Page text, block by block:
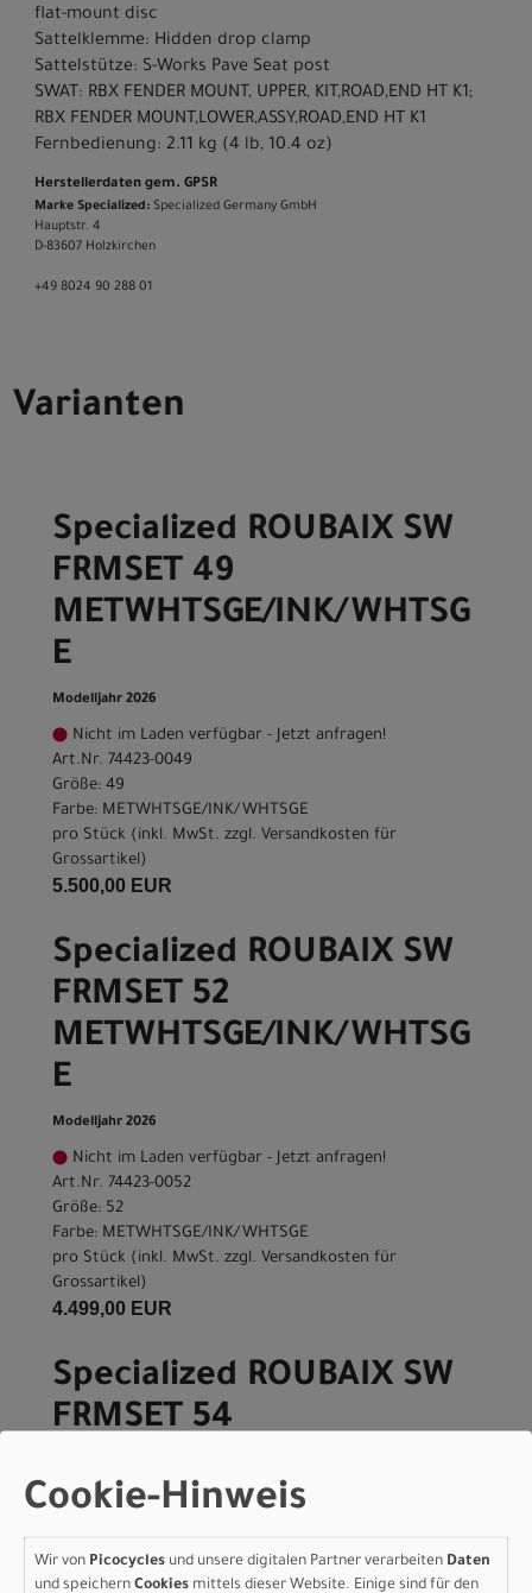
flat-mount disc
Sattelklemme: Hidden drop clamp
Sattelstütze: S-Works Pave Seat post
SWAT: RBX FENDER MOUNT, UPPER, KIT,ROAD,END HT K1;
RBX FENDER MOUNT,LOWER,ASSY,ROAD,END HT K1
Fernbedienung: 2.11 kg (4 lb, 10.4 oz)
Herstellerdaten gem. GPSR
Marke Specialized: Specialized Germany GmbH
Hauptstr. 4
D-83607 Holzkirchen
+49 8024 90 288 01
Varianten
Specialized ROUBAIX SW
FRMSET 49
METWHTSGE/INK/WHTSG
E
Modelljahr 2026
Nicht im Laden verfügbar - Jetzt anfragen!
Art.Nr. 74423-0049
Größe: 49
Farbe: METWHTSGE/INK/WHTSGE
pro Stück (inkl. MwSt. zzgl. Versandkosten für
Grossartikel)
5.500,00 EUR
Specialized ROUBAIX SW
FRMSET 52
METWHTSGE/INK/WHTSG
E
Modelljahr 2026
Nicht im Laden verfügbar - Jetzt anfragen!
Art.Nr. 74423-0052
Größe: 52
Farbe: METWHTSGE/INK/WHTSGE
pro Stück (inkl. MwSt. zzgl. Versandkosten für
Grossartikel)
4.499,00 EUR
Specialized ROUBAIX SW
FRMSET 54
E
Nicht im Laden verfügbar - Jetzt anfragen!
Cookie-Hinweis
Wir von Picocycles und unsere digitalen Partner verarbeiten Daten
und speichern Cookies mittels dieser Website. Einige sind für den